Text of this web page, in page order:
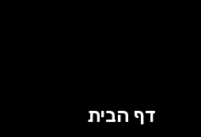
דף הבית